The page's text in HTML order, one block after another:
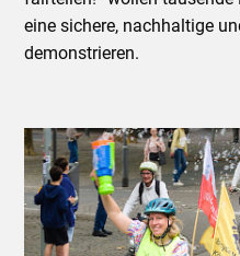
eine sichere, nachhaltige
demonstrieren.